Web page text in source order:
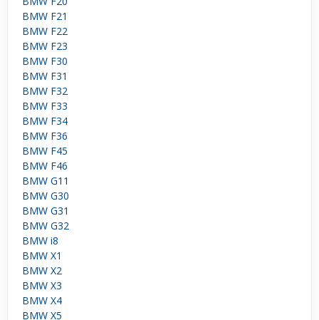
BMW F21
BMW F22
BMW F23
BMW F30
BMW F31
BMW F32
BMW F33
BMW F34
BMW F36
BMW F45
BMW F46
BMW G11
BMW G30
BMW G31
BMW G32
BMW i8
BMW X1
BMW X2
BMW X3
BMW X4
BMW X5